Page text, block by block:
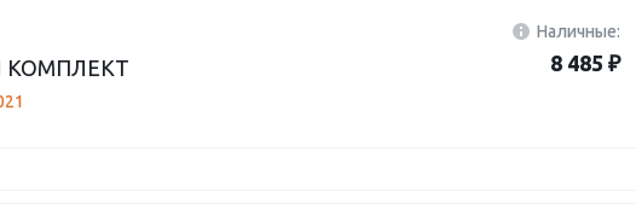
КОМПЛЕКТ
Наличные:
8 485 ₽